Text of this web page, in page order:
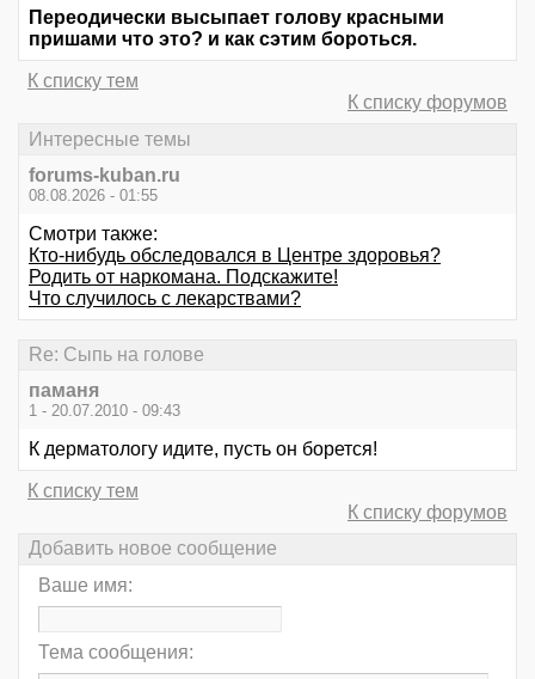
Переодически высыпает голову красными
пришами что это? и как сэтим бороться.
К списку тем
К списку форумов
Интересные темы
forums-kuban.ru
08.08.2026 - 01:55
Смотри также:
Кто-нибудь обследовался в Центре здоровья?
Родить от наркомана. Подскажите!
Что случилось с лекарствами?
Re: Сыпь на голове
паманя
1 - 20.07.2010 - 09:43
К дерматологу идите, пусть он борется!
К списку тем
К списку форумов
Добавить новое сообщение
Ваше имя:
Тема сообщения: